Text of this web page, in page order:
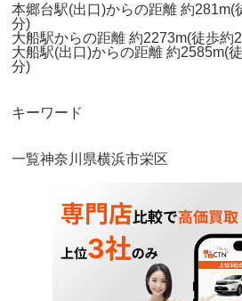
本郷台駅(出口)からの距離 約281m(
分)
大船駅からの距離 約2273m(徒歩約
大船駅(出口)からの距離 約2585m(
分)
キーワード
一覧神奈川県横浜市栄区